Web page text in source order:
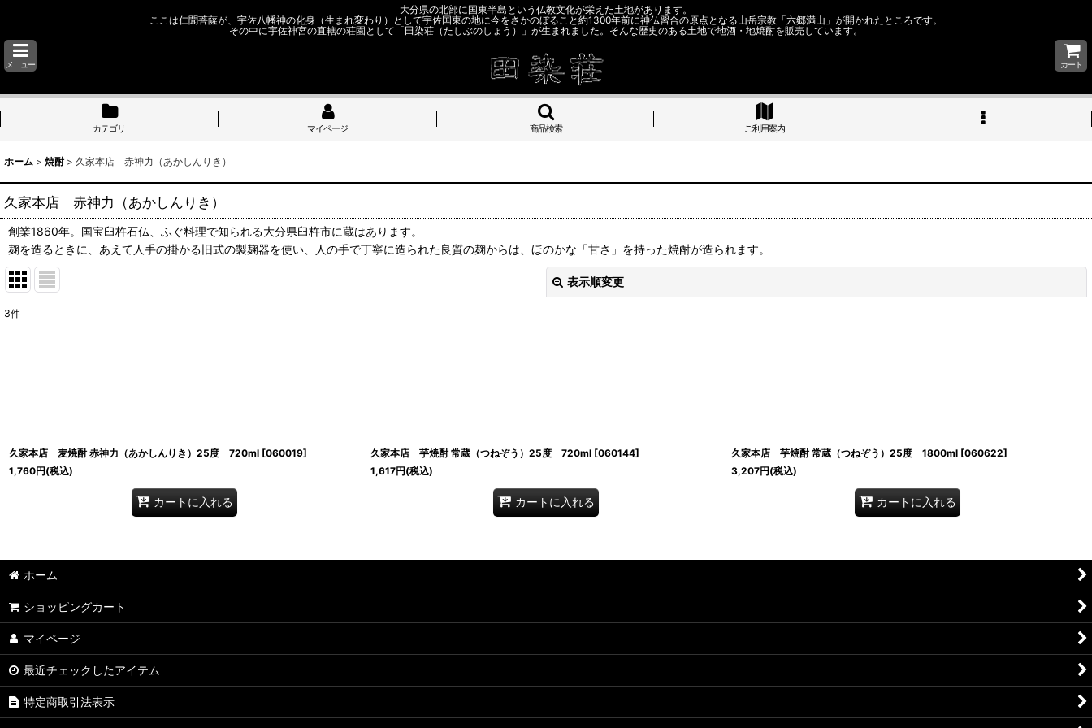
大分県の北部に国東半島という仏教文化が栄えた土地があります。
ここは仁聞菩薩が、宇佐八幡神の化身（生まれ変わり）として宇佐国東の地に今をさかのぼること約1300年前に神仏習合の原点となる山岳宗教「六郷満山」が開かれたところです。
その中に宇佐神宮の直轄の荘園として「田染荘（たしぶのしょう）」が生まれました。そんな歴史のある土地で地酒・地焼酎を販売しています。
メニュー カート
カテゴリ マイページ 商品検索 ご利用案内
ホーム > 焼酎 > 久家本店 赤神力（あかしんりき）
久家本店 赤神力（あかしんりき）
創業1860年。国宝臼杵石仏、ふぐ料理で知られる大分県臼杵市に蔵はあります。
麹を造るときに、あえて人手の掛かる旧式の製麹器を使い、人の手で丁寧に造られた良質の麹からは、ほのかな「甘さ」を持った焼酎が造られます。
表示順変更
3件
久家本店 麦焼酎 赤神力（あかしんりき）25度 720ml [060019]
1,760円(税込)
カートに入れる
久家本店 芋焼酎 常蔵（つねぞう）25度 720ml [060144]
1,617円(税込)
カートに入れる
久家本店 芋焼酎 常蔵（つねぞう）25度 1800ml [060622]
3,207円(税込)
カートに入れる
ホーム
ショッピングカート
マイページ
最近チェックしたアイテム
特定商取引法表示